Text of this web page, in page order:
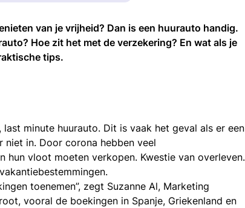
van je vrijheid? Dan is een huurauto handig.
Hoe zit het met de verzekering? En wat als je
tips.
minute huurauto. Dit is vaak het geval als er een
in. Door corona hebben veel
vloot moeten verkopen. Kwestie van overleven.
toenemen”, zegt Suzanne Al, Marketing
vooral de boekingen in Spanje, Griekenland en